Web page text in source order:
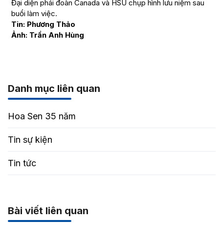
Đại diện phái đoàn Canada và HSU chụp hình lưu niệm sau
buổi làm việc.
Tin: Phương Thảo
Ảnh: Trần Anh Hùng
Danh mục liên quan
Hoa Sen 35 năm
Tin sự kiện
Tin tức
Bài viết liên quan